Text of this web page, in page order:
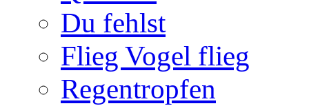
Du fehlst
Flieg Vogel flieg
Regentropfen